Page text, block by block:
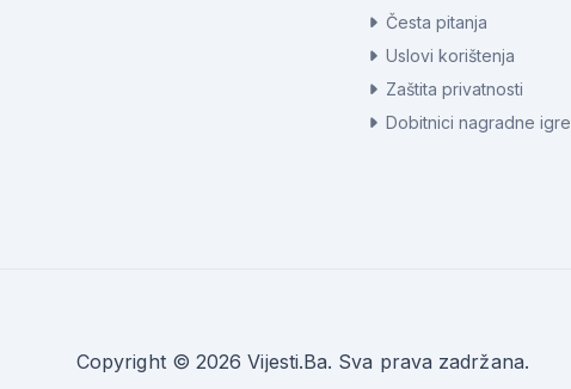
Česta pitanja
Uslovi korištenja
Zaštita privatnosti
Dobitnici nagradne igre
Copyright © 2026 Vijesti.Ba. Sva prava zadržana.